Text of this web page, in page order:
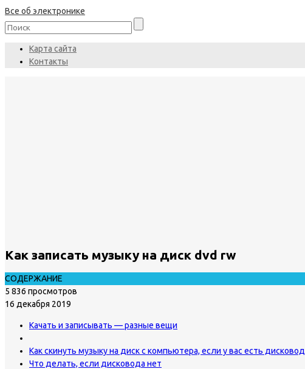
Все об электронике
Карта сайта
Контакты
Как записать музыку на диск dvd rw
СОДЕРЖАНИЕ
5 836 просмотров
16 декабря 2019
Качать и записывать — разные вещи
Как скинуть музыку на диск с компьютера, если у вас есть дисковод
Что делать, если дисковода нет